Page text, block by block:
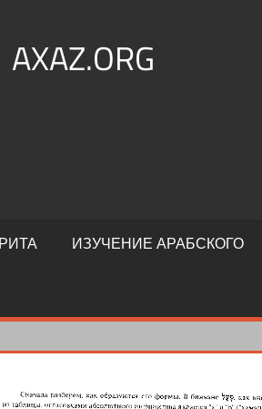
AXAZ.ORG
ИЗУЧЕНИЕ АРАБСКОГО